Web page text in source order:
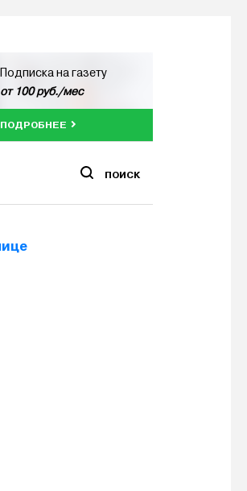
Подписка на газету
от 100 руб./мес
ПОДРОБНЕЕ
ПОИСК